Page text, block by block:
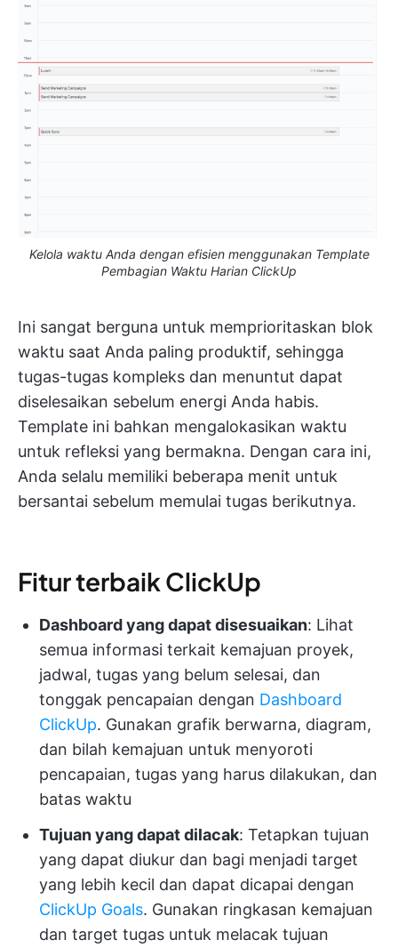
Kelola waktu Anda dengan efisien menggunakan Template
Pembagian Waktu Harian ClickUp
Ini sangat berguna untuk memprioritaskan blok
waktu saat Anda paling produktif, sehingga
tugas-tugas kompleks dan menuntut dapat
diselesaikan sebelum energi Anda habis.
Template ini bahkan mengalokasikan waktu
untuk refleksi yang bermakna. Dengan cara ini,
Anda selalu memiliki beberapa menit untuk
bersantai sebelum memulai tugas berikutnya.
Fitur terbaik ClickUp
Dashboard yang dapat disesuaikan: Lihat
semua informasi terkait kemajuan proyek,
jadwal, tugas yang belum selesai, dan
tonggak pencapaian dengan Dashboard
ClickUp. Gunakan grafik berwarna, diagram,
dan bilah kemajuan untuk menyoroti
pencapaian, tugas yang harus dilakukan, dan
batas waktu
Tujuan yang dapat dilacak: Tetapkan tujuan
yang dapat diukur dan bagi menjadi target
yang lebih kecil dan dapat dicapai dengan
ClickUp Goals. Gunakan ringkasan kemajuan
dan target tugas untuk melacak tujuan